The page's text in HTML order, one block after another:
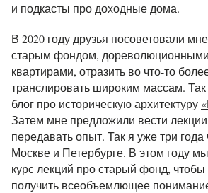
и подкасты про доходные дома.
В 2020 году друзья посоветовали
старым фондом,
квартирами, отразить во что-то
транслировать широким массам. Так
блог про историческую архитектуру
Затем мне предложили вести лекции
передавать опыт. Так я уже три
Москве и Петербурге. В этом году
курс лекций про старый фонд,
получить всеобъемлющее